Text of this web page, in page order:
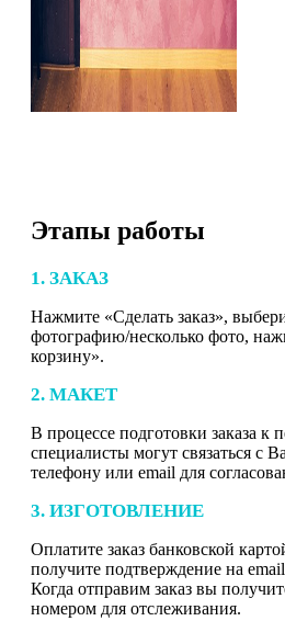
Этапы работы
1. ЗАКАЗ
Нажмите «Сделать заказ»,
фотографию/несколько фото,
корзину».
2. МАКЕТ
В процессе подготовки заказа к
специалисты могут связаться с
телефону или email для
3. ИЗГОТОВЛЕНИЕ
Оплатите заказ банковской
получите подтверждение на
Когда отправим заказ вы
номером для отслеживания.